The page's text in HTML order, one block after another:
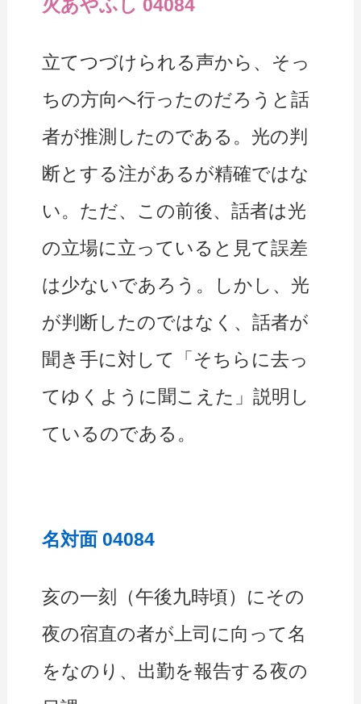
火あやふし 04084
立てつづけられる声から、そっ
ちの方向へ行ったのだろうと話
者が推測したのである。光の判
断とする注があるが精確ではな
い。ただ、この前後、話者は光
の立場に立っていると見て誤差
は少ないであろう。しかし、光
が判断したのではなく、話者が
聞き手に対して「そちらに去っ
てゆくように聞こえた」説明し
ているのである。
名対面 04084
亥の一刻（午後九時頃）にその
夜の宿直の者が上司に向って名
をなのり、出勤を報告する夜の